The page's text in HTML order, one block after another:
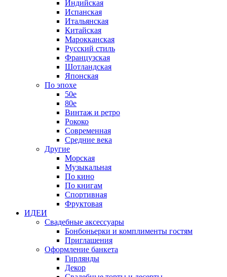
Индийская
Испанская
Итальянская
Китайская
Марокканская
Русский стиль
Французская
Шотландская
Японская
По эпохе
50е
80е
Винтаж и ретро
Рококо
Современная
Средние века
Другие
Морская
Музыкальная
По кино
По книгам
Спортивная
Фруктовая
ИДЕИ
Свадебные аксессуары
Бонбоньерки и комплименты гостям
Приглашения
Оформление банкета
Гирлянды
Декор